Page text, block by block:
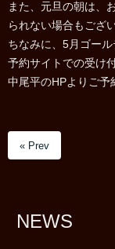
また、元旦の朝は、
られない場合もござ
ちなみに、5月ゴー
予約サイトでの受け
中尾平のHPよりご予
« Prev
NEWS